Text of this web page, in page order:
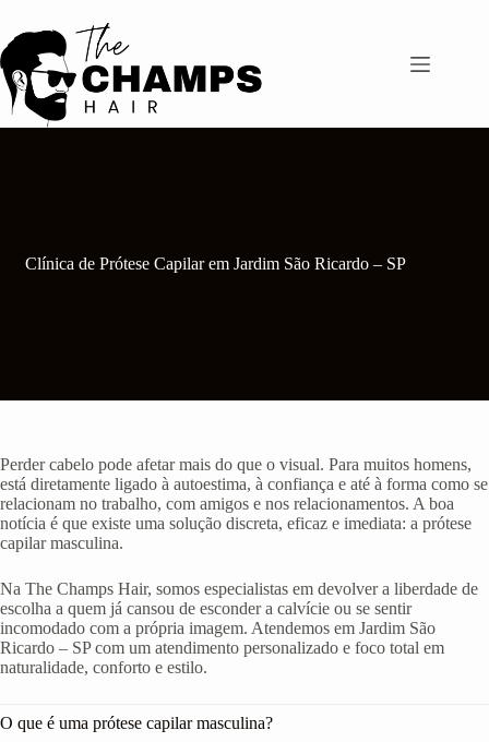
para
o
conteúdo
Clínica de Prótese Capilar em Jardim São Ricardo – SP
Perder cabelo pode afetar mais do que o visual. Para muitos homens,
está diretamente ligado à autoestima, à confiança e até à forma como se
relacionam no trabalho, com amigos e nos relacionamentos. A boa
notícia é que existe uma solução discreta, eficaz e imediata: a prótese
capilar masculina.
Na The Champs Hair, somos especialistas em devolver a liberdade de
escolha a quem já cansou de esconder a calvície ou se sentir
incomodado com a própria imagem. Atendemos em Jardim São
Ricardo – SP com um atendimento personalizado e foco total em
naturalidade, conforto e estilo.
O que é uma prótese capilar masculina?